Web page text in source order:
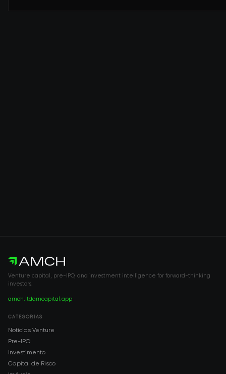
Venture capital, pre-IPO, and investment intelligence for forward-thinking
investors.
amch.ltdamcapital.app
CATEGORIAS
Notícias Venture
Pre-IPO
Investimento
Capital de Risco